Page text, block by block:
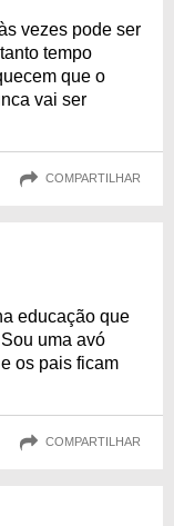
vezes pode ser
tempo
que o
vai ser
COMPARTILHAR
educação que
uma avó
os pais ficam
COMPARTILHAR